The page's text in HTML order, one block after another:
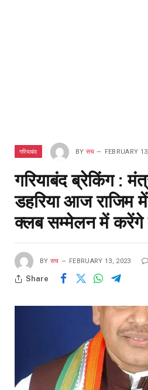
गरियाबंद BY सच FEBRUARY
गरियाबंद ब्रेकिंग :
डहरिया आज राजिम में
क्लब सम्मेलन में करेंगे
BY सच FEBRUARY 13, 2023
Share